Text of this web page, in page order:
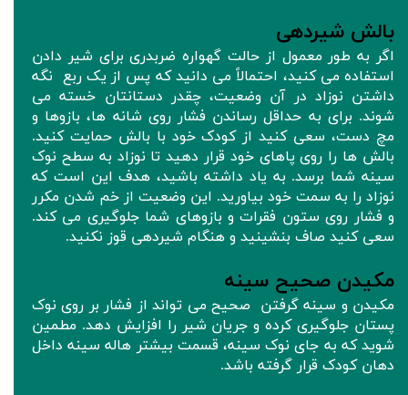
بالش شیردهی
اگر به طور معمول از حالت گهواره ضربدری برای شیر دادن
استفاده می کنید، احتمالاً می دانید که پس از یک ربع نگه
داشتن نوزاد در آن وضعیت، چقدر دستانتان خسته می
شوند. برای به حداقل رساندن فشار روی شانه ها، بازوها و
مچ دست، سعی کنید از کودک خود با بالش حمایت کنید.
بالش ها را روی پاهای خود قرار دهید تا نوزاد به سطح نوک
سینه شما برسد. به یاد داشته باشید، هدف این است که
نوزاد را به سمت خود بیاورید. این وضعیت از خم شدن مکرر
و فشار روی ستون فقرات و بازوهای شما جلوگیری می کند.
سعی کنید صاف بنشینید و هنگام شیردهی قوز نکنید.
مکیدن صحیح سینه
مکیدن و سینه گرفتن صحیح می تواند از فشار بر روی نوک
پستان جلوگیری کرده و جریان شیر را افزایش دهد. مطمین
شوید که به جای نوک سینه، قسمت بیشتر هاله سینه داخل
دهان کودک قرار گرفته باشد.